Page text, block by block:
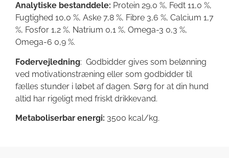
Analytiske bestanddele: Protein 29,0 %, Fedt 11,0 %,
Fugtighed 10,0 %, Aske 7,8 %, Fibre 3,6 %, Calcium 1,7
%, Fosfor 1,2 %, Natrium 0,1 %, Omega-3 0,3 %,
Omega-6 0,9 %.
Fodervejledning: Godbidder gives som belønning
ved motivationstræning eller som godbidder til
fælles stunder i løbet af dagen. Sørg for at din hund
altid har rigeligt med friskt drikkevand.
Metaboliserbar energi: 3500 kcal/kg.